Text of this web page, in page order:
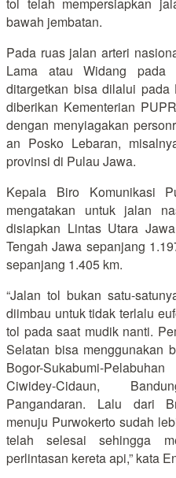
bawah jembatan.
Pada ruas jalan arteri
Lama atau Widang pada
ditargetkan bisa dilalui
diberikan Kementerian
dengan menyiagakan
an Posko Lebaran,
provinsi di Pulau Jawa.
Kepala Biro Komunikasi
mengatakan untuk jalan
disiapkan Lintas Utara
Tengah Jawa sepanjang
sepanjang 1.405 km.
“Jalan tol bukan satu-
diimbau untuk tidak terlalu
tol pada saat mudik nanti.
Selatan bisa menggunakan
Bogor-Sukabumi-
Ciwidey-Cidaun, Bandung-
Pangandaran. Lalu dari
menuju Purwokerto sudah
telah selesai sehingga
perlintasan kereta api,” kata